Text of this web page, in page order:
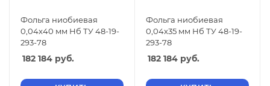
Фольга ниобиевая
0,04х40 мм Нб ТУ 48-19-
293-78
182 184 руб.
Фольга ниобиевая
0,04х35 мм Нб ТУ 48-19-
293-78
182 184 руб.